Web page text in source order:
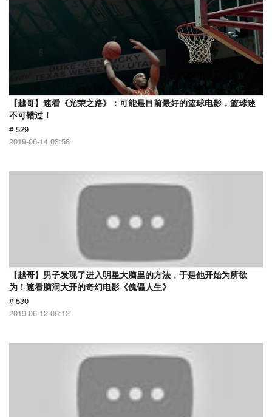
【越哥】速看《光荣之路》：可能是目前最好的篮球电影，篮球迷
不可错过！
# 529
2019-06-14 03:58
【越哥】男子发现了进入明星大脑里的方法，于是他开始为所欲
为！速看脑洞大开的奇幻电影《傀儡人生》
# 530
2019-06-12 06:12